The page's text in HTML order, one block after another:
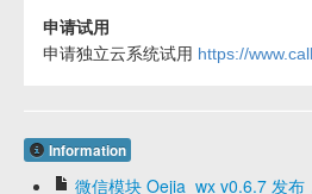
申请试用
申请独立云系统试用 https://
Information
微信模块 Oejia_wx v0.6.7 发